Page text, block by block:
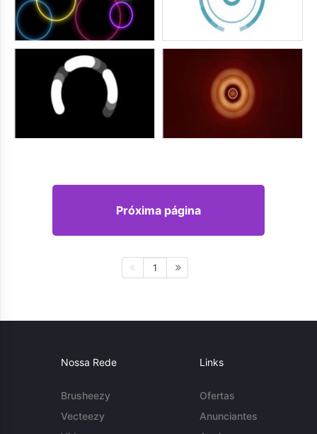
Próxima página
1
Nossa Rede
Brusheezy
Vecteezy
Links
Ofertas
Anunciantes